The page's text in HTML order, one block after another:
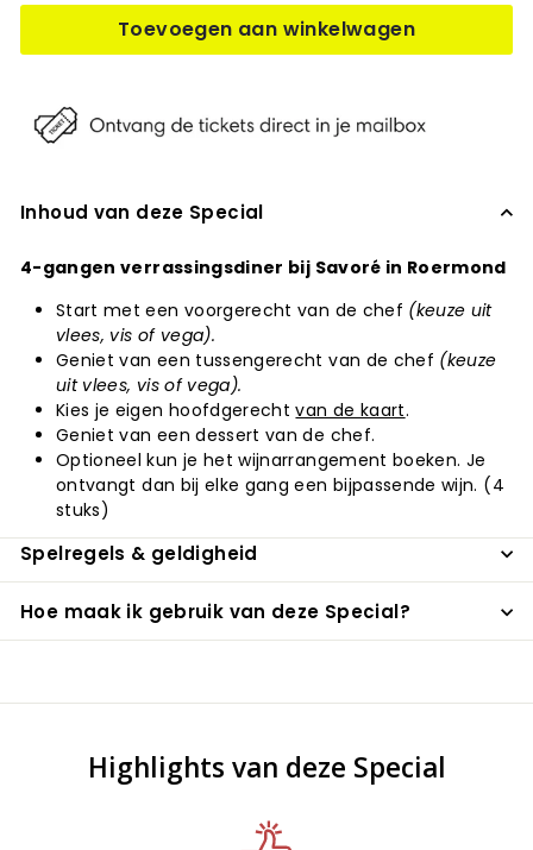
Toevoegen aan winkelwagen
Inhoud van deze Special
4-gangen verrassingsdiner bij Savoré in Roermond
Start met een voorgerecht van de chef (keuze uit
vlees, vis of vega).
Geniet van een tussengerecht van de chef (keuze
uit vlees, vis of vega).
Kies je eigen hoofdgerechtvan de kaart.
Geniet van een dessert van de chef.
Optioneel kun je het wijnarrangement boeken. Je
ontvangt dan bij elke gang een bijpassende wijn. (4
stuks)
Spelregels & geldigheid
Hoe maak ik gebruik van deze Special?
Highlights van deze Special